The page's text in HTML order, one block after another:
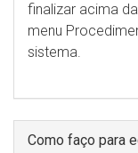
finalizar acima
menu
sistema.
Como faço para